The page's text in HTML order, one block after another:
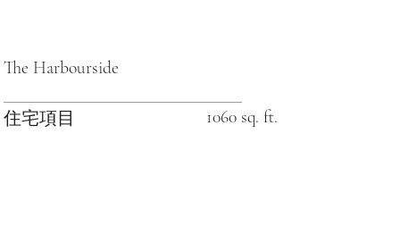
The Harbourside
住宅項目 1060 sq. ft.